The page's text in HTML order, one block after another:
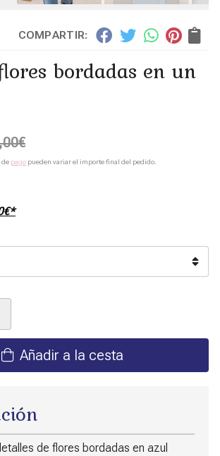
COMPARTIR:
bordadas en un
€
de pago pueden variar el importe final del pedido.
€*
Añadir a la cesta
de flores bordadas en azul